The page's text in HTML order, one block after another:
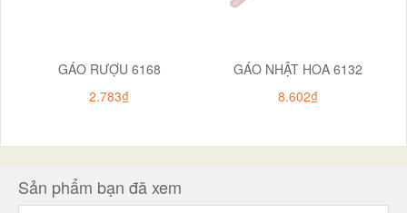
GÁO RƯỢU 6168
2.783₫
GÁO NHẬT HOA 6132
8.602₫
Sản phẩm bạn đã xem